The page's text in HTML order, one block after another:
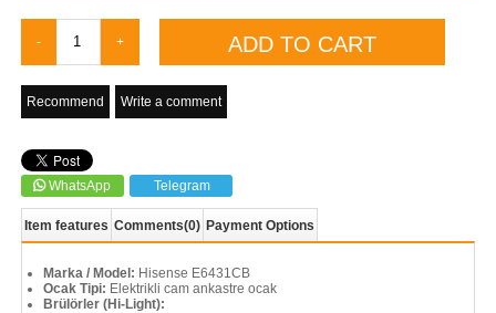
Recommend Write a comment
WhatsApp Telegram
Item features Comments(0) Payment Options
Marka / Model: Hisense E6431CB
Ocak Tipi: Elektrikli cam ankastre ocak
Brülörler (Hi-Light):